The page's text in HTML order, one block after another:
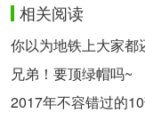
罗马的传统美食
的 L'Arcangelo 餐
的科学规则制作
大利面），调料
相关阅读
你以为地铁上大家都
兄弟！要顶绿帽吗~
2017年不容错过的